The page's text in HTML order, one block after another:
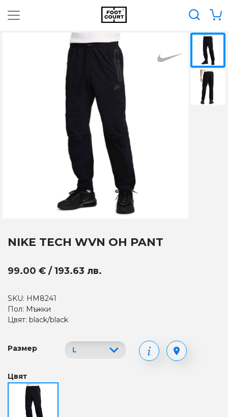
NIKE TECH WVN OH PANT
99.00 € / 193.63 лв.
SKU: HM8241
Пол: Мъжки
Цвят: black/black
Размер
Цвят